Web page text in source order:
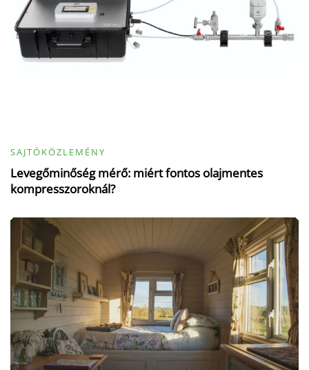
SAJTÓKÖZLEMÉNY
Levegőminőség mérő: miért fontos olajmentes
kompresszoroknál?